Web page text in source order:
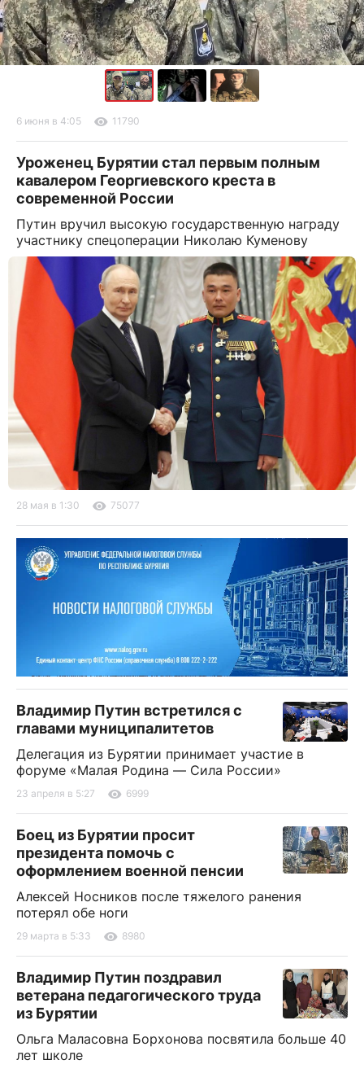
6 июня в 4:05 11790
Уроженец Бурятии стал первым полным
кавалером Георгиевского креста в
современной России
Путин вручил высокую государственную награду
участнику спецоперации Николаю Куменову
28 мая в 1:30 75077
Владимир Путин встретился с
главами муниципалитетов
Делегация из Бурятии принимает участие в
форуме «Малая Родина — Сила России»
23 апреля в 5:27 6999
Боец из Бурятии просит
президента помочь с
оформлением военной пенсии
Алексей Носников после тяжелого ранения
потерял обе ноги
29 марта в 5:33 8980
Владимир Путин поздравил
ветерана педагогического труда
из Бурятии
Ольга Маласовна Борхонова посвятила больше 40
лет школе